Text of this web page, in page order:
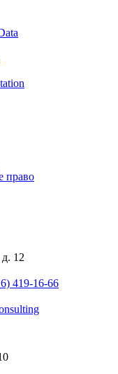
право
12
419-16-66